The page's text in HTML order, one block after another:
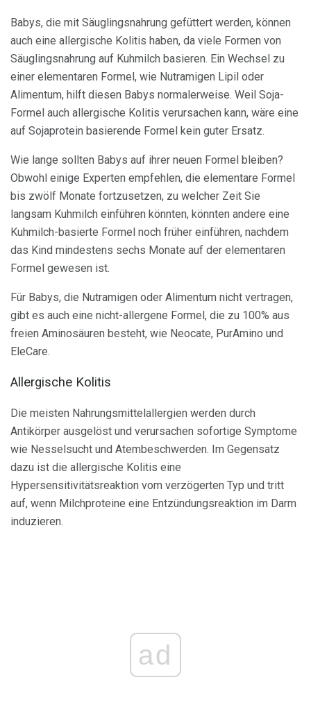
Babys, die mit Säuglingsnahrung gefüttert werden, können
auch eine allergische Kolitis haben, da viele Formen von
Säuglingsnahrung auf Kuhmilch basieren. Ein Wechsel zu
einer elementaren Formel, wie Nutramigen Lipil oder
Alimentum, hilft diesen Babys normalerweise. Weil Soja-
Formel auch allergische Kolitis verursachen kann, wäre eine
auf Sojaprotein basierende Formel kein guter Ersatz.
Wie lange sollten Babys auf ihrer neuen Formel bleiben?
Obwohl einige Experten empfehlen, die elementare Formel
bis zwölf Monate fortzusetzen, zu welcher Zeit Sie
langsam Kuhmilch einführen könnten, könnten andere eine
Kuhmilch-basierte Formel noch früher einführen, nachdem
das Kind mindestens sechs Monate auf der elementaren
Formel gewesen ist.
Für Babys, die Nutramigen oder Alimentum nicht vertragen,
gibt es auch eine nicht-allergene Formel, die zu 100% aus
freien Aminosäuren besteht, wie Neocate, PurAmino und
EleCare.
Allergische Kolitis
Die meisten Nahrungsmittelallergien werden durch
Antikörper ausgelöst und verursachen sofortige Symptome
wie Nesselsucht und Atembeschwerden. Im Gegensatz
dazu ist die allergische Kolitis eine
Hypersensitivitätsreaktion vom verzögerten Typ und tritt
auf, wenn Milchproteine ​​eine Entzündungsreaktion im Darm
induzieren.
ad